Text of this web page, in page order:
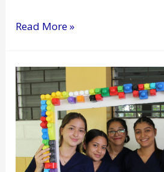
Read More »